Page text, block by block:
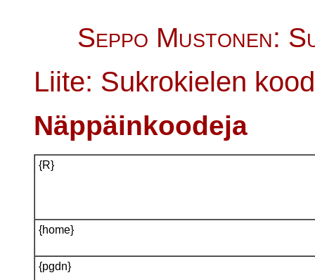
Seppo Mustonen:
Liite: Sukrokielen
Näppäinkoodeja
{R}
{home}
{pgdn}